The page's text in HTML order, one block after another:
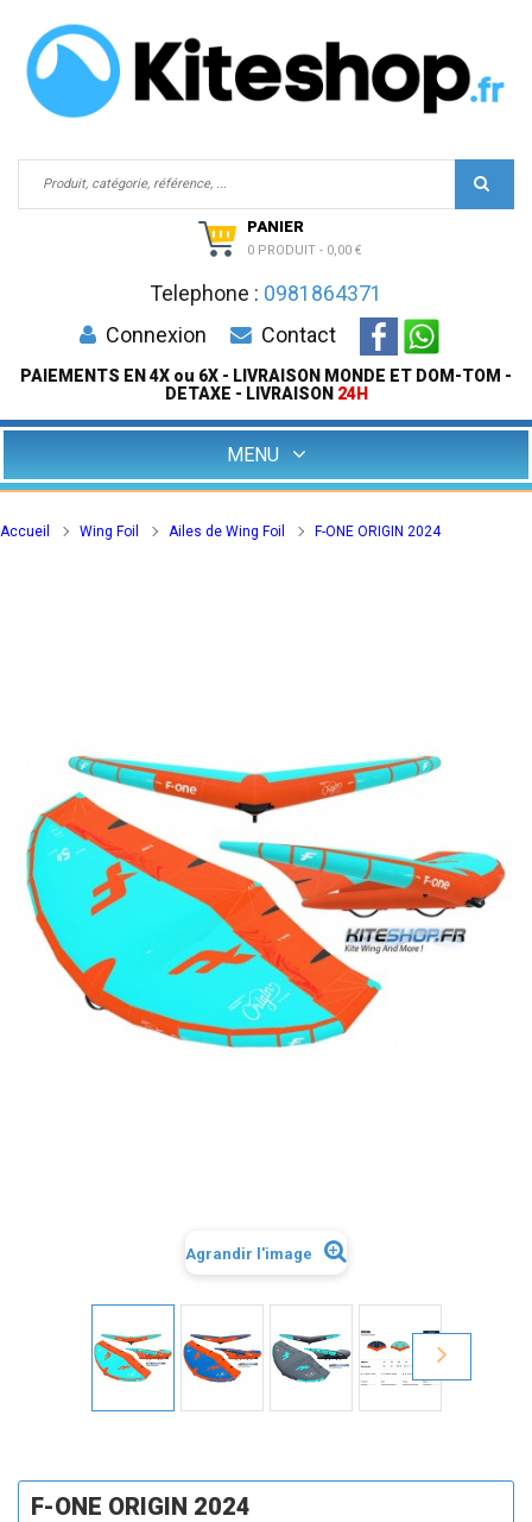
PANIER
0 PRODUIT - 0,00 €
Telephone : 0981864371
Connexion
Contact
PAIEMENTS EN 4X ou 6X - LIVRAISON MONDE ET DOM-TOM -
DETAXE - LIVRAISON 24H
MENU
Accueil Wing Foil Ailes de Wing Foil F-ONE ORIGIN 2024
Agrandir l'image
F-ONE ORIGIN 2024